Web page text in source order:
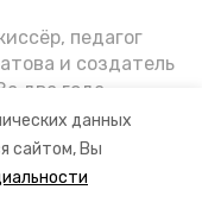
данных
сайтом, Вы
педагог
и создатель
два года
спектаклей,
как стал
труппу,
«Портала